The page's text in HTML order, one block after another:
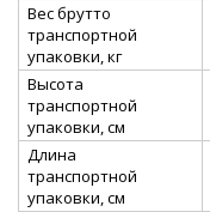
Вес брутто
транспортной
упаковки, кг
Высота
транспортной
упаковки, см
Длина
транспортной
упаковки, см